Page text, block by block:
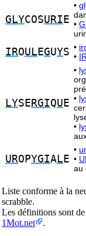
GLYCOSURI E
•
•
IROUL EGUYS •
•
LYSE RGIQU E
•
•
•
UROPYGIAL E
•
•
au
Liste conforme à la
scrabble.
Les définitions sont
1Mot.net
.